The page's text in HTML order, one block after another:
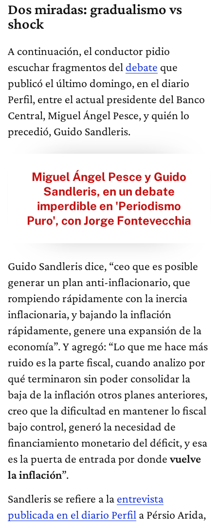
Dos miradas: gradualismo vs
shock
A continuación, el conductor pidio
escuchar fragmentos del debate que
publicó el último domingo, en el diario
Perfil, entre el actual presidente del Banco
Central, Miguel Ángel Pesce, y quién lo
precedió, Guido Sandleris.
Miguel Ángel Pesce y Guido
Sandleris, en un debate
imperdible en 'Periodismo
Puro', con Jorge Fontevecchia
Guido Sandleris dice, “ceo que es posible
generar un plan anti-inflacionario, que
rompiendo rápidamente con la inercia
inflacionaria, y bajando la inflación
rápidamente, genere una expansión de la
economía”. Y agregó: “Lo que me hace más
ruido es la parte fiscal, cuando analizo por
qué terminaron sin poder consolidar la
baja de la inflación otros planes anteriores,
creo que la dificultad en mantener lo fiscal
bajo control, generó la necesidad de
financiamiento monetario del déficit, y esa
es la puerta de entrada por dondevuelve
la inflación”.
Sandleris se refiere a la entrevista
publicada en el diario Perfil a Pérsio Arida,